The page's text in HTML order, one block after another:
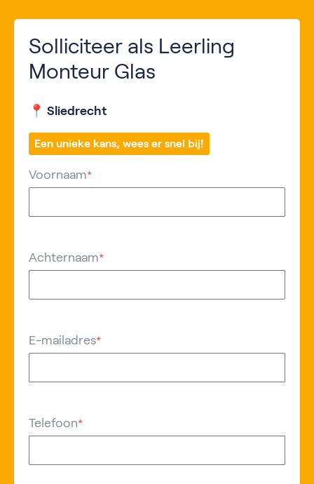
Solliciteer als Leerling
Monteur Glas
📍 Sliedrecht
Een unieke kans, wees er snel bij!
Voornaam*
Achternaam*
E-mailadres*
Telefoon*